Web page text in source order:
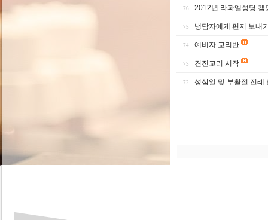
76 2012년 라파엘성당 캠
75 냉담자에게 편지 보내
74 예비자 교리반
73 견진교리 시작
72 성삼일 및 부활절 전례